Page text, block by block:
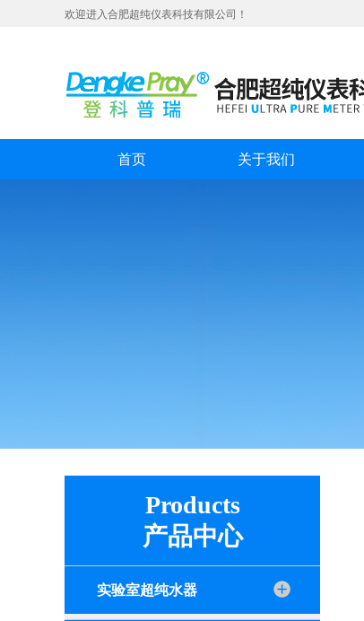
欢迎进入合肥超纯仪表科技有限公司！
首页 关于我们
Products
产品中心
实验室超纯水器